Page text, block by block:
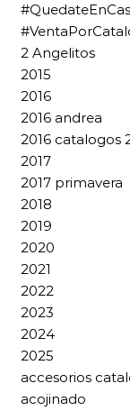
2 Angelitos
2015
2016
2016 andrea
2016 catalogos
2017
2017 primavera
2018
2019
2020
2021
2022
2023
2024
2025
accesorios
acojinado